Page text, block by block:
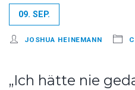
09. SEP.
JOSHUA HEINEMANN
„Ich hätte nie